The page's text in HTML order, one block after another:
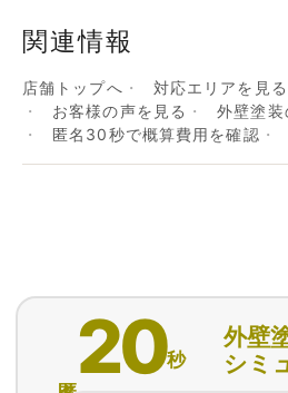
関連情報
店舗トップへ 対応エリアを見る
お客様の声を見る
外壁塗装
匿名30秒で概算費用を確認
20秒
外壁
シミ